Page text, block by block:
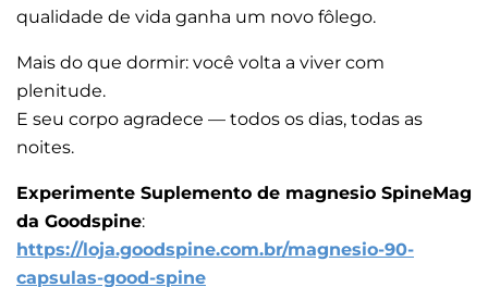
qualidade de vida ganha um novo fôlego.
Mais do que dormir: você volta a viver com
plenitude.
E seu corpo agradece — todos os dias, todas as
noites.
Experimente Suplemento de magnesio SpineMag
da Goodspine:
https://loja.goodspine.com.br/magnesio-90-
capsulas-good-spine